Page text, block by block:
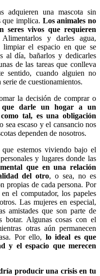
adquieren una mascota sin
que implica. Los animales no
seres vivos que requieren
y darles agua,
limpiar el espacio en que se
al día, bañarlos y dedicarles
de las tareas que conlleva
sentido, cuando alguien no
de cuestionamientos.
la decisión de comprar o
que darle un hogar a un
tal, es una obligación
escaso y el cansancio nos
dependen de nosotros.
que estemos viviendo bajo el
y lugares donde las
que en una relación
del otro, o sea, no es
propias de cada persona. Por
el computador, los papeles
Las mujeres en especial,
amistades que son parte de
botar. Algunas cosas con el
otras aún permanecen
Por ello, lo ideal es que
y el espacio que merecen
producir una crisis en tu